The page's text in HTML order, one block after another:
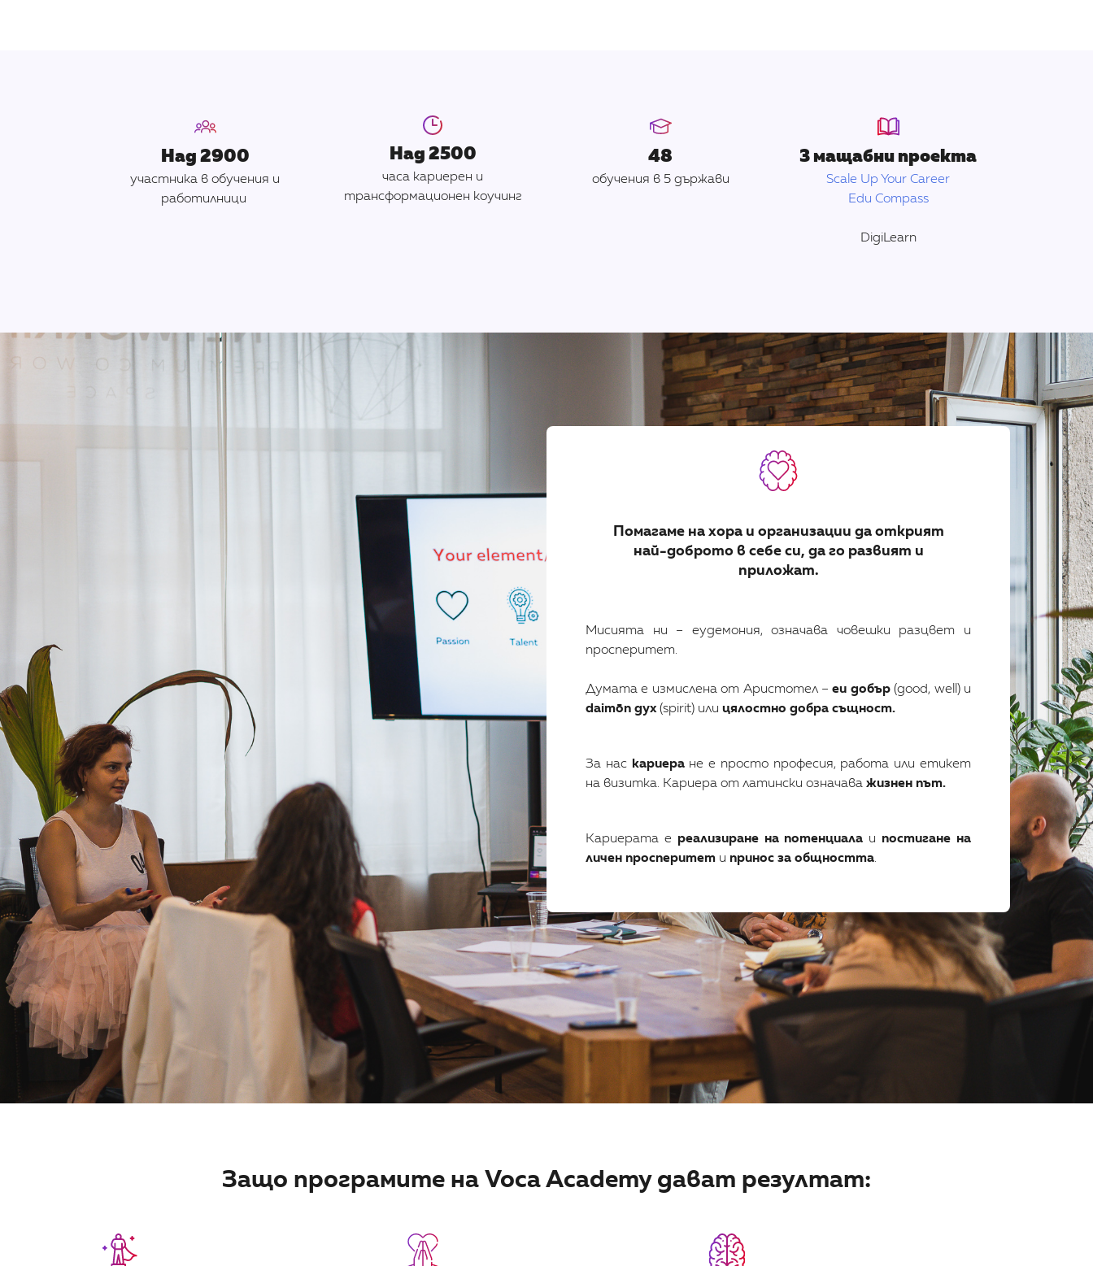
Над 2900
участника в обучения и
работилници
Над 2500
часа кариерен и
трансформационен коучинг
48
обучения в 5 държави
3 мащабни проекта
Scale Up Your Career
Edu Compass
DigiLearn
Помагаме на хора и организации да открият
най-доброто в себе си, да го развият и
приложат.
Мисията ни – еудемония, означава човешки разцвет и
просперитет.
Думата е измислена от Аристотел –eu добър(good, well) и
daimōn дух(spirit) или цялостно добра същност.
За нас кариеране е просто професия, работа или етикет
на визитка. Кариера от латински означава жизнен път.
Кариерата е реализиране на потенциала и постигане на
личен просперитет и принос за общността.
Защо програмите на Voca Academy дават резултат: